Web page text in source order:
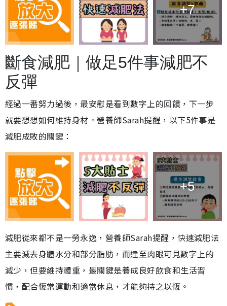
+7
斷食減肥｜做足5件事減肥不
反彈
經過一番努力過後，最安慰是看到數字上的回饋，下一步
就要想想如何維持身材。營養師Sarah提醒，以下5件事是
減肥成敗的關鍵：
+5
減肥從來都不是一勞永逸，營養師Sarah提醒，快速減肥法
主要減去身體水分和部分脂肪，而達至肉眼可見數字上的
減少，但要維持體重，最關鍵是養成良好飲食和生活習
慣，配合恆常運動和適當休息，才能夠持之以恆。